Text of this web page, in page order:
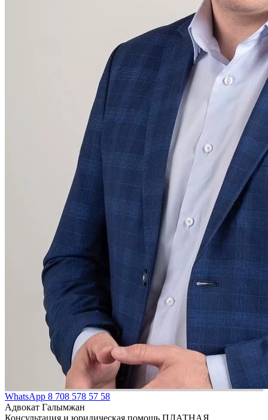
WhatsApp 8 708 578 57 58
Адвокат Галымжан